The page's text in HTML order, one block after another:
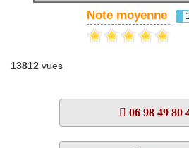
Note moyenne
13812 vues
06 98 49 80